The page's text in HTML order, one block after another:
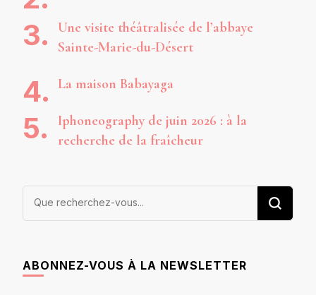
Une visite théâtralisée de l’abbaye
Sainte-Marie-du-Désert
La maison Babayaga
Iphoneography de juin 2026 : à la
recherche de la fraîcheur
Vous
ABONNEZ-VOUS À LA NEWSLETTER